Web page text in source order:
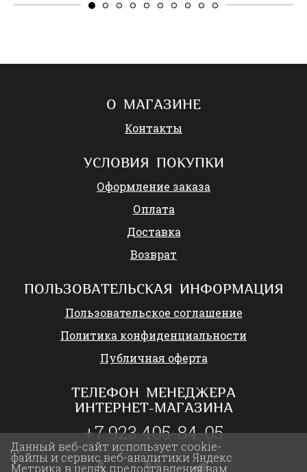
О МАГАЗИНЕ
Контакты
УСЛОВИЯ ПОКУПКИ
Оформление заказа
Оплата
Доставка
Возврат
ПОЛЬЗОВАТЕЛЬСКАЯ ИНФОРМАЦИЯ
Пользовательское соглашение
Политика конфиденциальности
Публичная оферта
ТЕЛЕФОН МЕНЕДЖЕРА
ИНТЕРНЕТ-МАГАЗИНА
+7 923 405-84-05
Данный веб-сайт использует cookie-
файлы и сервис веб-аналитики Яндекс
Метрика в целях предоставления вам